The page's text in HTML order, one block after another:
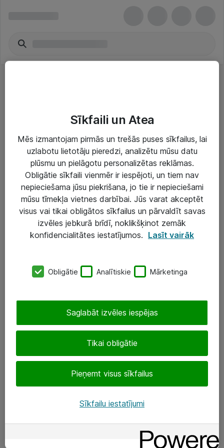
Risinājumi & Pakalpojumi
IT serviss un atbalsts
IT infrastruktūra
Darba vietu IT risinājumi
SIA „ATEA”
+(371) 67 81 90 50
eShop@atea.lv
Sekojiet mums
Sīkfaili un Atea
Mēs izmantojam pirmās un trešās puses sīkfailus, lai
uzlabotu lietotāju pieredzi, analizētu mūsu datu
plūsmu un pielāgotu personalizētas reklāmas.
Obligātie sīkfaili vienmēr ir iespējoti, un tiem nav
nepieciešama jūsu piekrišana, jo tie ir nepieciešami
mūsu tīmekļa vietnes darbībai. Jūs varat akceptēt
visus vai tikai obligātos sīkfailus un pārvaldīt savas
izvēles jebkurā brīdī, noklikšķinot zemāk
konfidencialitātes iestatījumos. Lasīt vairāk
Obligātie Analītiskie Mārketinga
Tikai obligātie
Pieņemt visus sīkfailus
Saglabāt izvēles iespējas
Sīkfailu iestatījumi